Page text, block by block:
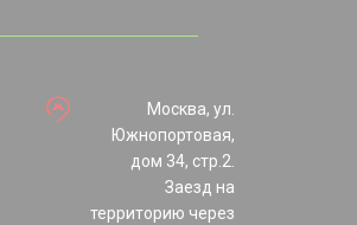
Москва, ул.
Южнопортовая,
дом 34, стр.2.
Заезд на
территорию через